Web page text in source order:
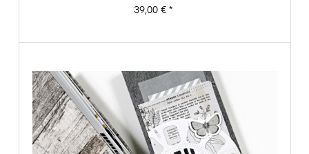
Sketche, 20 Layouts, Unendlich Viel
Preis
39,00 €*